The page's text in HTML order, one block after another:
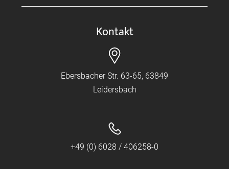
Kontakt
Ebersbacher Str. 63-65, 63849
Leidersbach
+49 (0) 6028 / 406258-0